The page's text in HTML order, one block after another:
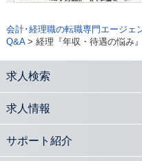
会計･経理職の転職専門エージェ
Q&A> 経理『年収・待遇の悩み
求人検索
求人情報
サポート紹介